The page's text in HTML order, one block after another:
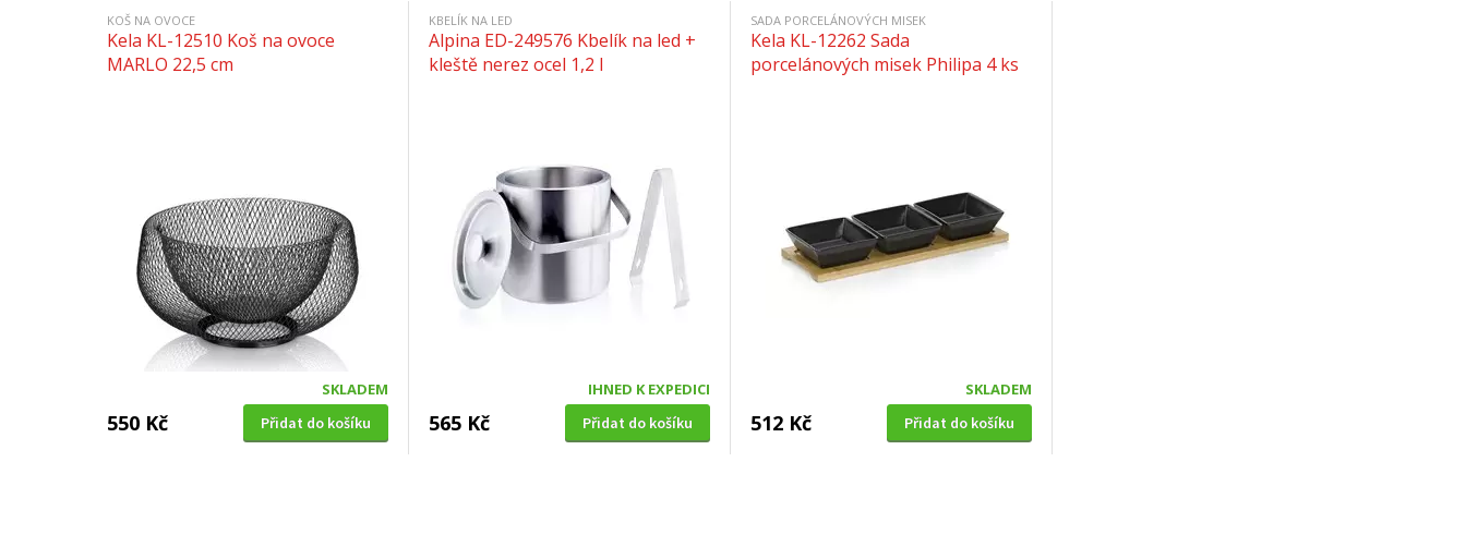
KOŠ NA OVOCE
Kela KL-12510 Koš na ovoce
MARLO 22,5 cm
SKLADEM
550 Kč Přidat do košíku
KBELÍK NA LED
Alpina ED-249576 Kbelík na led +
kleště nerez ocel 1,2 l
IHNED K EXPEDICI
565 Kč Přidat do košíku
SADA PORCELÁNOVÝCH MISEK
Kela KL-12262 Sada
porcelánových misek Philipa 4 ks
SKLADEM
512 Kč Přidat do košíku